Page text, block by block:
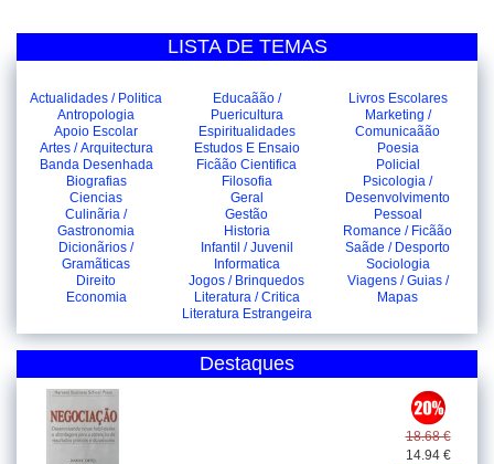
LISTA DE TEMAS
Actualidades / Politica
Antropologia
Apoio Escolar
Artes / Arquitectura
Banda Desenhada
Biografias
Ciencias
Culinãria /
Gastronomia
Dicionãrios /
Gramãticas
Direito
Economia
Educaãão /
Puericultura
Espiritualidades
Estudos E Ensaio
Ficãão Cientifica
Filosofia
Geral
Gestão
Historia
Infantil / Juvenil
Informatica
Jogos / Brinquedos
Literatura / Critica
Literatura Estrangeira
Livros Escolares
Marketing /
Comunicaãão
Poesia
Policial
Psicologia /
Desenvolvimento
Pessoal
Romance / Ficãão
Saãde / Desporto
Sociologia
Viagens / Guias /
Mapas
Destaques
18.68 €
14.94 €